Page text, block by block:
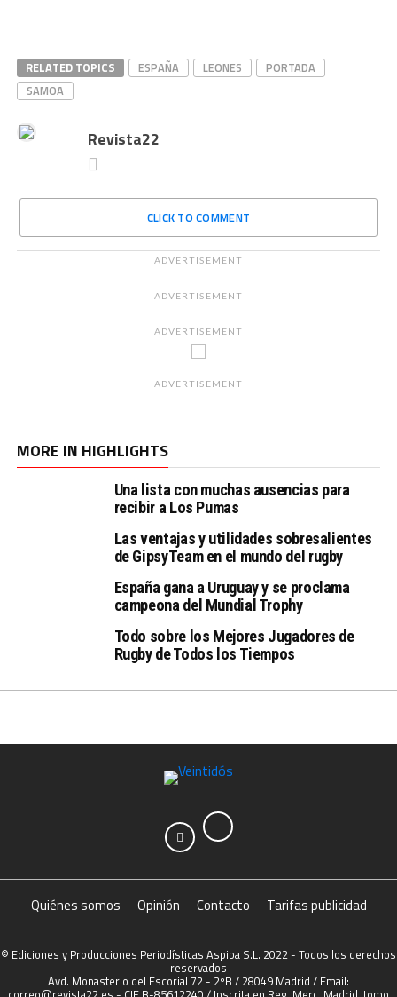
RELATED TOPICS ESPAÑA LEONES
PORTADA
SAMOA
Revista22
CLICK TO COMMENT
ADVERTISEMENT
ADVERTISEMENT
ADVERTISEMENT
ADVERTISEMENT
MORE IN HIGHLIGHTS
Una lista con muchas ausencias para
recibir a Los Pumas
Las ventajas y utilidades sobresalientes
de GipsyTeam en el mundo del rugby
España gana a Uruguay y se proclama
campeona del Mundial Trophy
Todo sobre los Mejores Jugadores de
Rugby de Todos los Tiempos
Quiénes somos Opinión Contacto Tarifas publicidad
© Ediciones y Producciones Periodísticas Aspiba S.L. 2022 - Todos los derechos
reservados
Avd. Monasterio del Escorial 72 - 2ºB / 28049 Madrid / Email: